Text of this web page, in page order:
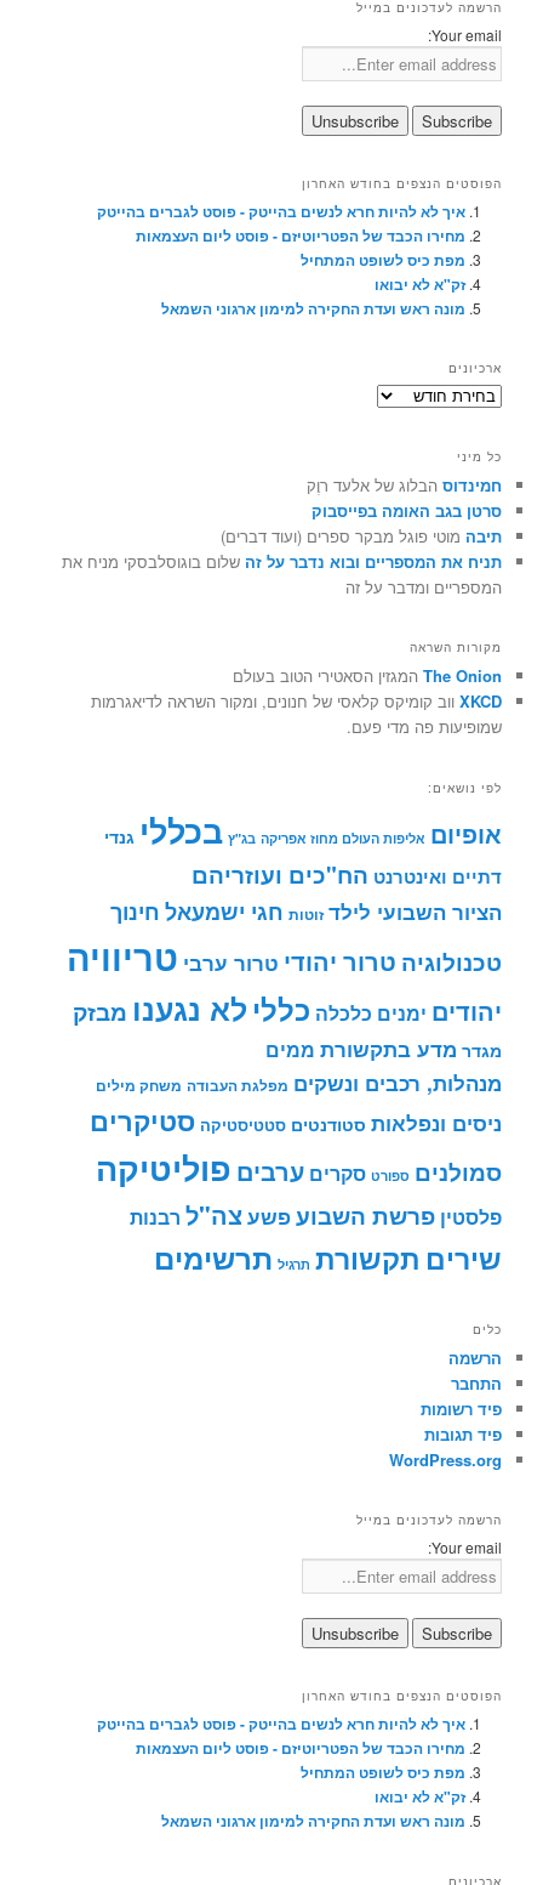
הרשמה לעדכונים במייל
Your email:
הפוסטים הנצפים בחודש האחרון
איך לא להיות חרא לנשים בהייטק - פוסט לגברים בהייטק
מחירו הכבד של הפטריוטיזם - פוסט ליום העצמאות
מפת כיס לשופט המתחיל
זק"א לא יבואו
מונה ראש ועדת החקירה למימון ארגוני השמאל
ארכיונים
ארכיונים
כל מיני
חמינדוס הבלוג של אלעד רוֶק
סרטן בגב האומה בפייסבוק
תיבה מוטי פוגל מבקר ספרים (ועוד דברים)
תניח את המספריים ובוא נדבר על זה שלום בוגוסלבסקי מניח את
המספריים ומדבר על זה
מקורות השראה
The Onion המגזין הסאטירי הטוב בעולם
XKCD ווב קומיקס קלאסי של חנונים, ומקור השראה לדיאגרמות
שמופיעות פה מדי פעם.
לפי נושאים:
אופיום אליפות העולם מחוז אפריקה בג"ץ בכללי גנדי
דתיים ואינטרנט הח"כים ועוזריהם
הציור השבועי לילד זוטות חגי ישמעאל חינוך
טכנולוגיה טרור יהודי טרור ערבי טריוויה
יהודים ימנים כלכלה כללי לא נגענו מבזק
מגדר מדע בתקשורת ממים
מנהלות, רכבים ונשקים מפלגת העבודה משחק מילים
ניסים ונפלאות סטודנטים סטטיסטיקה סטיקרים
סמולנים ספורט סקרים ערבים פוליטיקה
פלסטין פרשת השבועפשעצה"ל רבנות
שירים תקשורת תרגיל תרשימים
כלים
הרשמה
התחבר
פיד רשומות
פיד תגובות
WordPress.org
הרשמה לעדכונים במייל
Your email:
הפוסטים הנצפים בחודש האחרון
איך לא להיות חרא לנשים בהייטק - פוסט לגברים בהייטק
מחירו הכבד של הפטריוטיזם - פוסט ליום העצמאות
מפת כיס לשופט המתחיל
זק"א לא יבואו
מונה ראש ועדת החקירה למימון ארגוני השמאל
ארכיונים